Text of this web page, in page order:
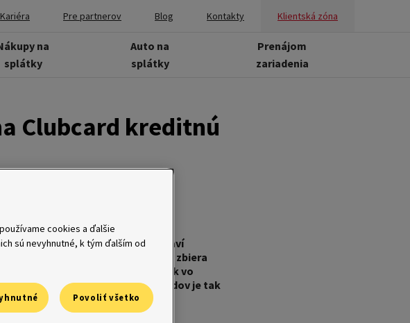
Kariéra Pre partnerov Blog Kontakty Klientská zóna
na
splátky
Auto na
splátky
Prenájom
zariadenia
Clubcard kreditnú
na plnohodnotnú nadstavbu
Pokiaľ si teda zákazník vybaví
Odteraz totiž použitím karty zbiera
dostane zákazník raz za štvrťrok vo
Tesco. Systém zbierania bodov je tak
cookies a ďalšie
sú nevyhnutné, k tým ďalším od
Povoliť všetko